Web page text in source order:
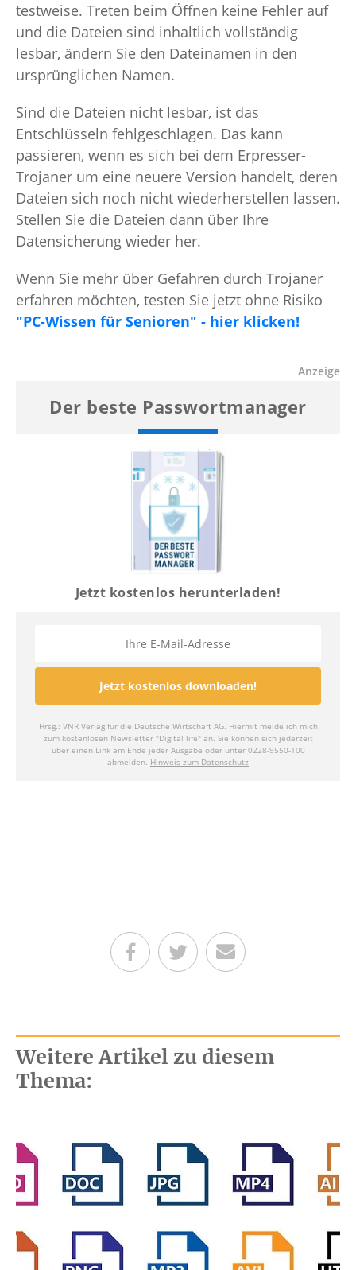
testweise. Treten beim Öffnen keine Fehler auf
und die Dateien sind inhaltlich vollständig
lesbar, ändern Sie den Dateinamen in den
ursprünglichen Namen.
Sind die Dateien nicht lesbar, ist das
Entschlüsseln fehlgeschlagen. Das kann
passieren, wenn es sich bei dem Erpresser-
Trojaner um eine neuere Version handelt, deren
Dateien sich noch nicht wiederherstellen lassen.
Stellen Sie die Dateien dann über Ihre
Datensicherung wieder her.
Wenn Sie mehr über Gefahren durch Trojaner
erfahren möchten, testen Sie jetzt ohne Risiko
"PC-Wissen für Senioren" - hier klicken!
Teilen auf Facebook
Teilen auf Twitter
Per E-Mail senden
Weitere Artikel zu diesem
Thema: